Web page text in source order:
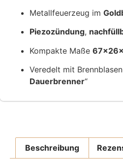
Metallfeuerzeug im
Piezozündung,
Kompakte Maße
Veredelt mit
Dauerbrenner“
Beschreibung